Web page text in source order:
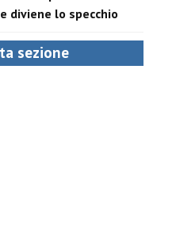
diviene lo specchio
sezione